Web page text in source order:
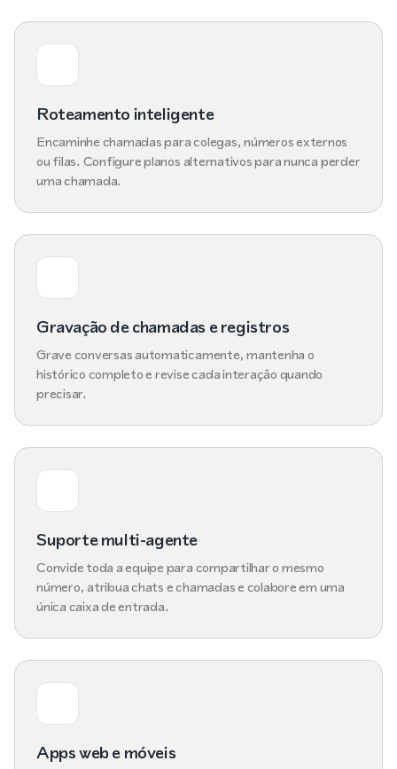
Roteamento inteligente
Encaminhe chamadas para colegas, números externos
ou filas. Configure planos alternativos para nunca perder
uma chamada.
Gravação de chamadas e registros
Grave conversas automaticamente, mantenha o
histórico completo e revise cada interação quando
precisar.
Suporte multi-agente
Convide toda a equipe para compartilhar o mesmo
número, atribua chats e chamadas e colabore em uma
única caixa de entrada.
Apps web e móveis